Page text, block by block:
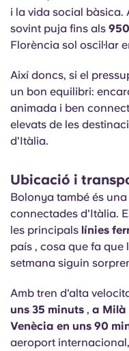
i la vida social bàsica.
sovint puja fins als
Florència sol oscil·lar
Així doncs, si el
un bon equilibri:
animada i ben
elevats de les
d'Itàlia.
Ubicació i
Bolonya també és
connectades d'Itàlia.
les principals línies
país , cosa que fa que
setmana siguin
Amb tren d'alta
uns 35 minuts , a Milà
Venècia en uns 90
aeroport